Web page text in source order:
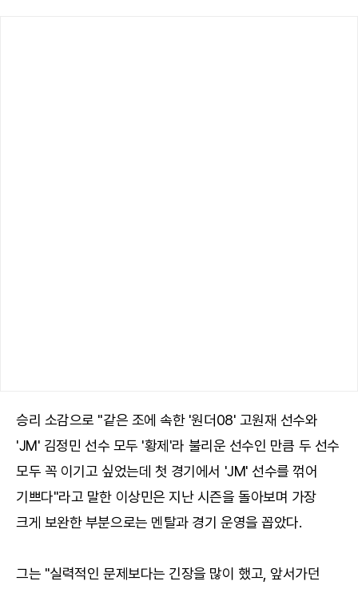
승리 소감으로 "같은 조에 속한 '원더08' 고원재 선수와
'JM' 김정민 선수 모두 '황제'라 불리운 선수인 만큼 두 선수
모두 꼭 이기고 싶었는데 첫 경기에서 'JM' 선수를 꺾어
기쁘다"라고 말한 이상민은 지난 시즌을 돌아보며 가장
크게 보완한 부분으로는 멘탈과 경기 운영을 꼽았다.
그는 "실력적인 문제보다는 긴장을 많이 했고, 앞서가던